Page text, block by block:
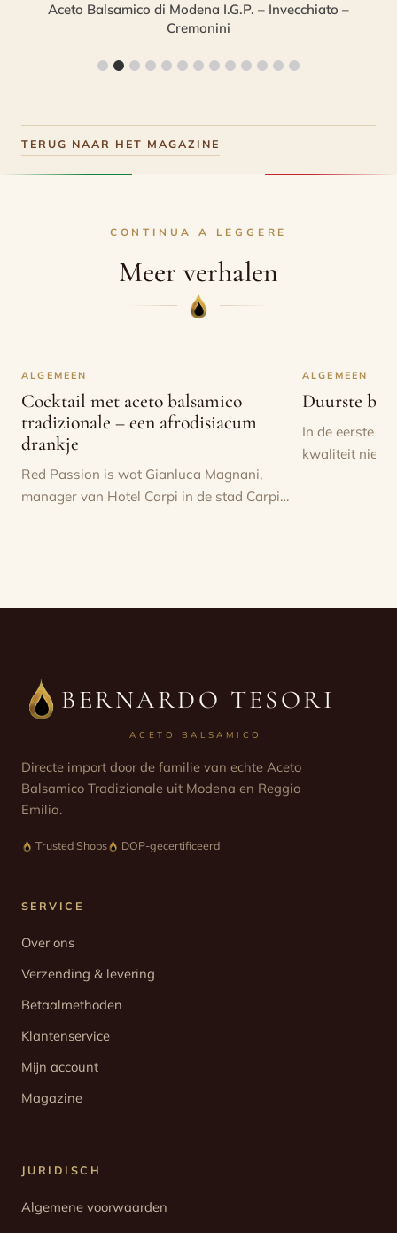
Aceto Balsamico di Modena I.G.P. – Invecchiato –
Cremonini
TERUG NAAR HET MAGAZINE
CONTINUA A LEGGERE
Meer verhalen
ALGEMEEN
Cocktail met aceto balsamico
tradizionale – een afrodisiacum
drankje
Red Passion is wat Gianluca Magnani,
manager van Hotel Carpi in de stad Carpi…
ALGEMEEN
Duurste
In de eerste
kwaliteit niet
BERNARDO TESORI
ACETO BALSAMICO
Directe import door de familie van echte Aceto
Balsamico Tradizionale uit Modena en Reggio
Emilia.
Trusted Shops DOP-gecertificeerd
SERVICE
Over ons
Verzending & levering
Betaalmethoden
Klantenservice
Mijn account
Magazine
JURIDISCH
Algemene voorwaarden